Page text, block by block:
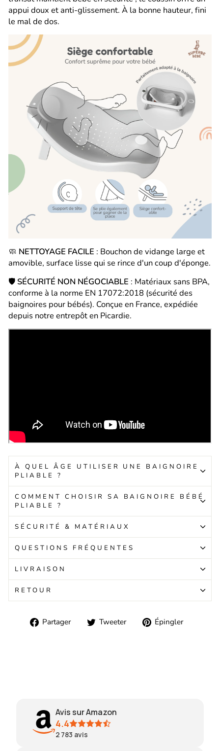
appui doux et anti-glissement. À la bonne hauteur, fini
le mal de dos.
🧼 NETTOYAGE FACILE : Bouchon de vidange large et
amovible, surface lisse qui se rince d'un coup d'éponge.
🛡️SÉCURITÉ NON NÉGOCIABLE : Matériaux sans BPA,
conforme à la norme EN 17072:2018 (sécurité des
baignoires pour bébés). Conçue en France, expédiée
depuis notre entrepôt en Picardie.
À QUEL ÂGE UTILISER UNE BAIGNOIRE
PLIABLE ?
COMMENT CHOISIR SA BAIGNOIRE BÉBÉ
PLIABLE ?
SÉCURITÉ & MATÉRIAUX
QUESTIONS FRÉQUENTES
LIVRAISON
RETOUR
Partager
PartagerTweeter
TweeterÉpingler
Avis sur Amazon
4.4
2 783 avis